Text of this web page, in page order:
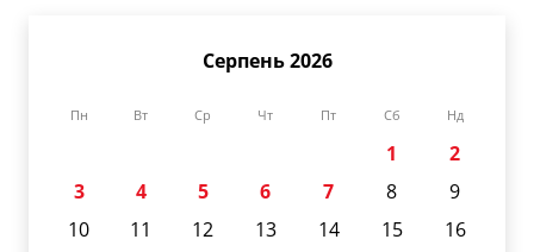
Серпень 2026
Пн Вт Ср Чт Пт Сб Нд
1
2
3
4 5 6 7 8
9
10
11 12 13 14 15
16